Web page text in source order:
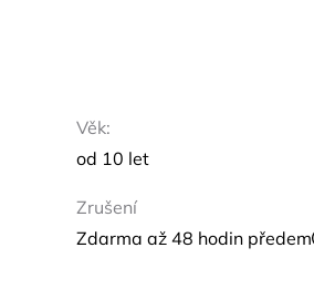
Věk:
od 10 let
Zrušení
Zdarma až 48 hodin předem